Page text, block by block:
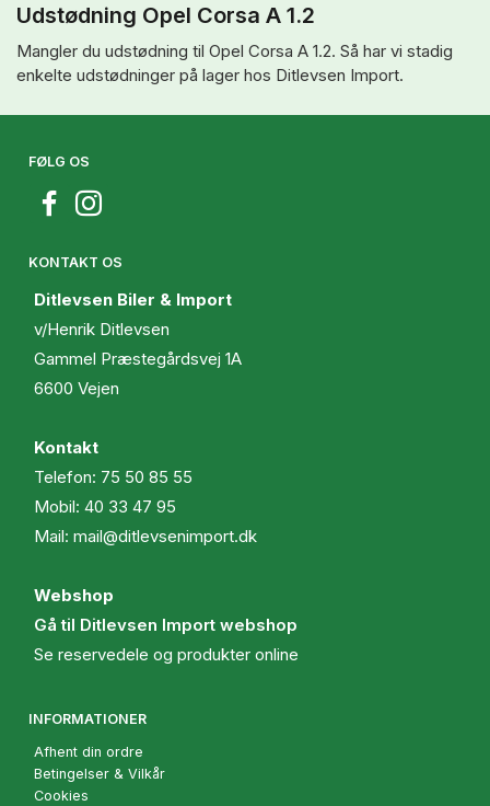
Udstødning Opel Corsa A 1.2
Mangler du udstødning til Opel Corsa A 1.2. Så har vi stadig
enkelte udstødninger på lager hos Ditlevsen Import.
FØLG OS
KONTAKT OS
Ditlevsen Biler & Import
v/Henrik Ditlevsen
Gammel Præstegårdsvej 1A
6600 Vejen
Kontakt
Telefon: 75 50 85 55
Mobil: 40 33 47 95
Mail: mail@ditlevsenimport.dk
Webshop
Gå til Ditlevsen Import webshop
Se reservedele og produkter online
INFORMATIONER
Afhent din ordre
Betingelser & Vilkår
Cookies